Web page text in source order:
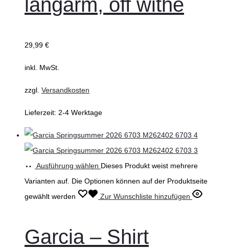
langarm, off withe
29,99 €
inkl. MwSt.
zzgl. Versandkosten
Lieferzeit: 2-4 Werktage
Ausführung wählen Dieses Produkt weist mehrere
Varianten auf. Die Optionen können auf der Produktseite
gewählt werden
Zur Wunschliste hinzufügen
Garcia – Shirt